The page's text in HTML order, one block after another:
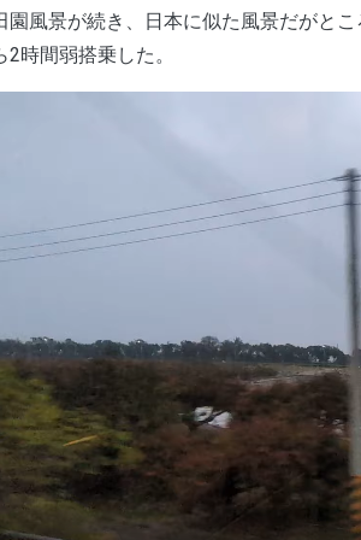
園風景が続き、日本に似た風景だがと
2時間弱搭乗した。